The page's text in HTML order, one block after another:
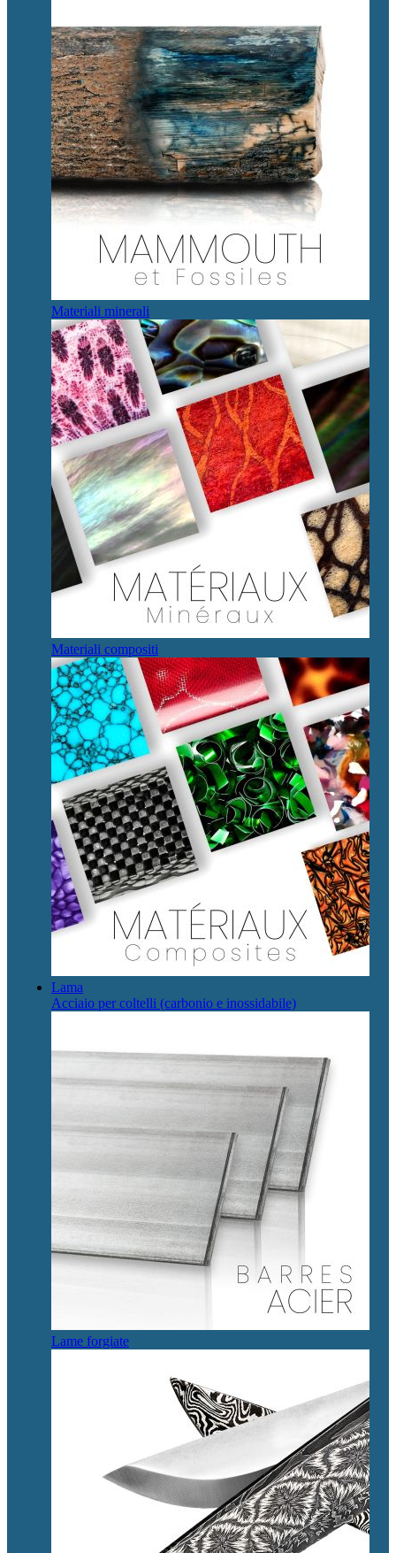
Materiali minerali
Materiali compositi
Lama
Acciaio per coltelli (carbonio e inossidabile)
Lame forgiate